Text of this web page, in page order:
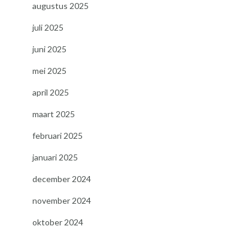
augustus 2025
juli 2025
juni 2025
mei 2025
april 2025
maart 2025
februari 2025
januari 2025
december 2024
november 2024
oktober 2024